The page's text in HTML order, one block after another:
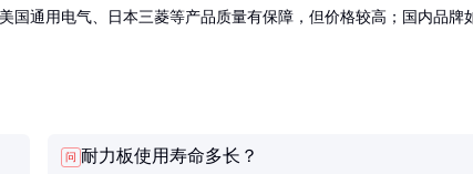
国通用电气、日本三菱等产品质量有保障，但价格较高；国内品牌
问 耐力板使用寿命多长？